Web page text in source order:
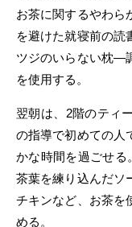
お茶に関するやわら
を避けた就寝前の読
ツジのいらない枕―
を使用する。
翌朝は、2階のティ
の指導で初めての人
かな時間を過ごせる
茶葉を練り込んだソ
チキンなど、お茶を
める。